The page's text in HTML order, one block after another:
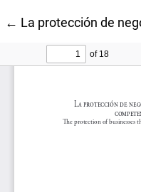
← Volver a los detalles
La protección de